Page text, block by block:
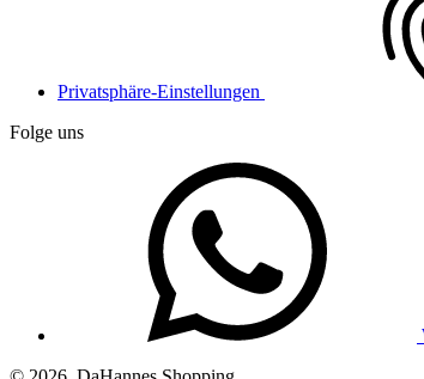
Privatsphäre-Einstellungen
Folge uns